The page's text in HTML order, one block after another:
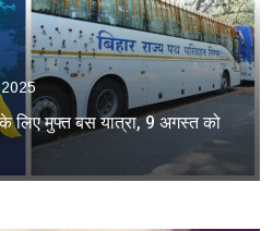
के लिए मुफ्त बस यात्रा, 9 अगस्त को